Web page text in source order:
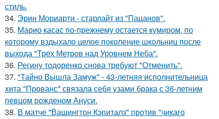
стиль.
34. Эрин Мориарти - старлайт из "Пацанов".
35. Марио касас по-прежнему остается кумиром, по
которому вздыхало целое поколение школьниц после
выхода "Трех Метров над Уровнем Неба".
36. Регину тодоренко снова требуют "Отменить".
37. "Тайно Вышла Замуж" - 43-летняя исполнительница
хита "Прованс" связала себя узами брака с 36-летним
певцом рожденом Ануси.
38. В матче "Вашингтон Кэпиталз" против "чикаго